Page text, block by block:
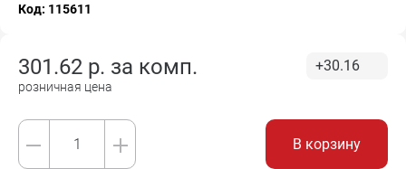
Код: 115611
301.62 р. за комп.
розничная цена
+30.16
В корзину